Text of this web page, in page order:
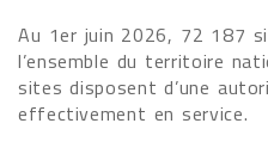
Au 1er juin 2026, 72 187
l’ensemble du territoire
sites disposent d’une
effectivement en service.